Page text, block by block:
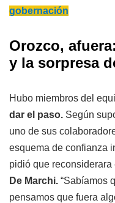
gobernación
Orozco,
y la sorpresa
Hubo miembros del
dar el paso. Según
uno de sus
esquema de confianza
pidió que
De Marchi. “Sabíamos
pensamos que fuera